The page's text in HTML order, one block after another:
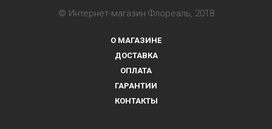
© Интернет-магазин Флореаль, 2018
О МАГАЗИНЕ
ДОСТАВКА
ОПЛАТА
ГАРАНТИИ
КОНТАКТЫ